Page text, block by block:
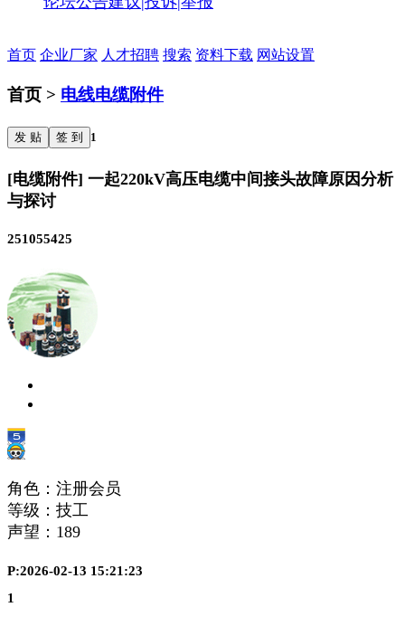
首页 企业厂家 人才招聘 搜索 资料下载 网站设置
首页 > 电线电缆附件
发 贴 签 到 1
[电缆附件] 一起220kV高压电缆中间接头故障原因分析
与探讨
251055425
角色：注册会员
等级：技工
声望： 189
P:2026-02-13 15:21:23
1